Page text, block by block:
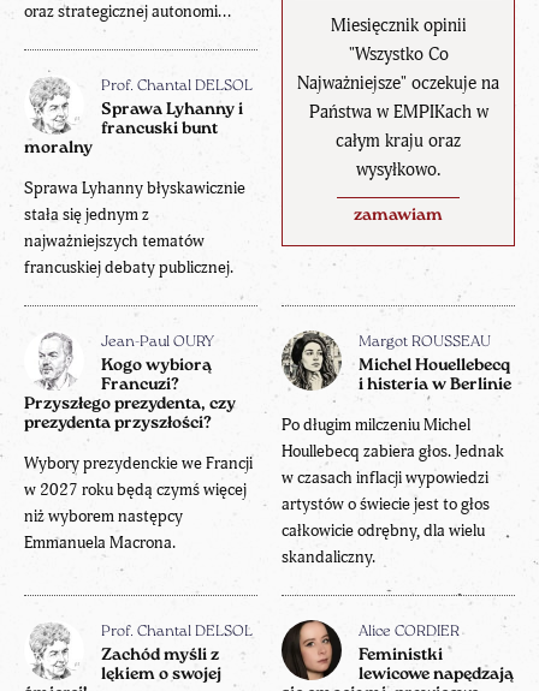
Miesięcznik opinii
"Wszystko Co
Najważniejsze" oczekuje na
Państwa w EMPIKach w
całym kraju oraz
wysyłkowo.
zamawiam
oraz strategicznej autonomi...
Prof. Chantal DELSOL
Sprawa Lyhanny i
francuski bunt
moralny
Sprawa Lyhanny błyskawicznie
stała się jednym z
najważniejszych tematów
francuskiej debaty publicznej.
Jean-Paul OURY
Kogo wybiorą
Francuzi?
Przyszłego prezydenta, czy
prezydenta przyszłości?
Wybory prezydenckie we Francji
w 2027 roku będą czymś więcej
niż wyborem następcy
Emmanuela Macrona.
Margot ROUSSEAU
Michel Houellebecq
i histeria w Berlinie
Po długim milczeniu Michel
Houllebecq zabiera głos. Jednak
w czasach inflacji wypowiedzi
artystów o świecie jest to głos
całkowicie odrębny, dla wielu
skandaliczny.
Prof. Chantal DELSOL
Zachód myśli z
lękiem o swojej
Alice CORDIER
Feministki
lewicowe napędzają